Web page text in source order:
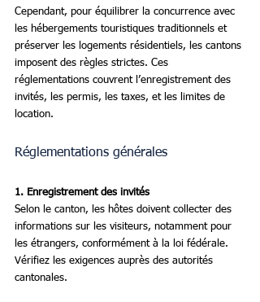
Cependant, pour équilibrer la concurrence avec
les hébergements touristiques traditionnels et
préserver les logements résidentiels, les cantons
imposent des règles strictes. Ces
réglementations couvrent l’enregistrement des
invités, les permis, les taxes, et les limites de
location.
Réglementations générales
1. Enregistrement des invités
Selon le canton, les hôtes doivent collecter des
informations sur les visiteurs, notamment pour
les étrangers, conformément à la loi fédérale.
Vérifiez les exigences auprès des autorités
cantonales.